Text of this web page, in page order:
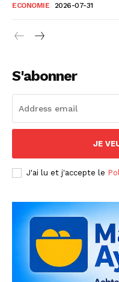
ECONOMIE 2026-07-31
S'abonner
JE
J'ai lu et j'accepte le